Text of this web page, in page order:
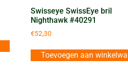
Swisseye SwissEye bril
Nighthawk #40291
€52,30
Toevoegen aan